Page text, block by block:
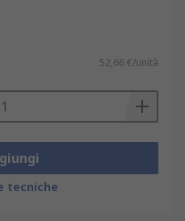
52,66 €/unità
tecniche